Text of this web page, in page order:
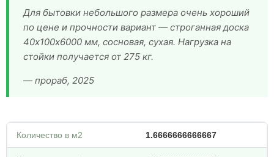
Для бытовки небольшого размера очень хороший
по цене и прочности вариант — строганная доска
40х100х6000 мм, сосновая, сухая. Нагрузка на
стойки получается от 275 кг.
— прораб, 2025
Количество в м2 1.6666666666667